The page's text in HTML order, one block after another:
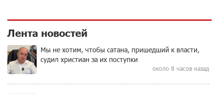
Лента новостей
Мы не хотим, чтобы сатана, пришедший к власти,
судил христиан за их поступки
около 8 часов назад